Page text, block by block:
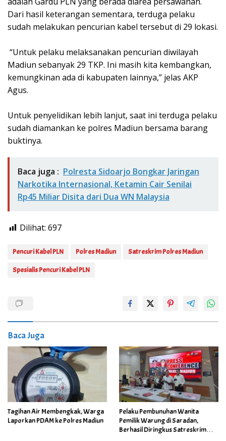
Dari hasil keterangan sementara, terduga pelaku
sudah melakukan pencurian kabel tersebut di 29 lokasi.
‎ “Untuk pelaku melaksanakan pencurian diwilayah
Madiun sebanyak 29 TKP. Ini masih kita kembangkan,
kemungkinan ada di kabupaten lainnya,” jelas AKP
Agus.
‎Untuk penyelidikan lebih lanjut, saat ini terduga pelaku
sudah diamankan ke polres Madiun bersama barang
buktinya.
Baca juga : Polresta Sidoarjo Bongkar Jaringan
Narkotika Internasional, Ketamin Cair Senilai
Rp45 Miliar Disita dari Dua WN Malaysia
Dilihat: 697
Pencuri Kabel PLN Polres Madiun Satreskrim Polres Madiun
Spesialis Pencuri Kabel PLN
Baca Juga
Tagihan Air Membengkak, Warga
Laporkan PDAM ke Polres Madiun
Pelaku Pembunuhan Wanita
Pemilik Warung di Saradan,
Berhasil Diringkus Satreskrim